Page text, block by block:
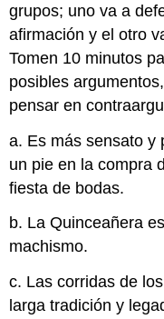
grupos; uno va a
afirmación y el otro
Tomen 10 minutos
posibles
pensar en
a. Es más sensato y
un pie en la compra
fiesta de bodas.
b. La Quinceañera
machismo.
c. Las corridas de
larga tradición y